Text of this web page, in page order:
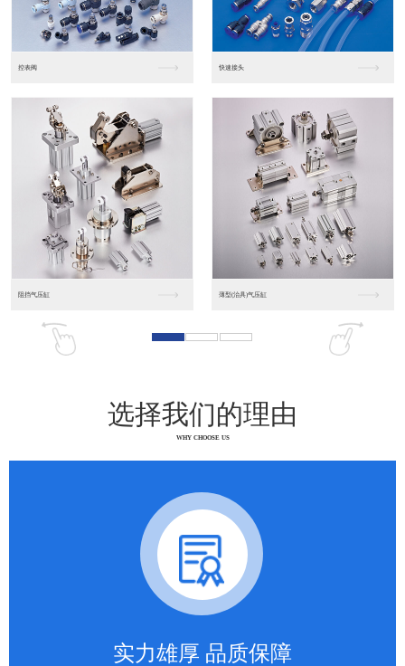
东莞松下PLC 松下人机界面GT07
松下人机界面DP10... 数字光钎传感器FX-...
选择我们的理由
WHY CHOOSE US
实力雄厚 品质保障